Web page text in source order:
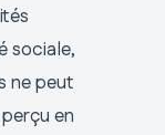
sociale,
ne peut
en